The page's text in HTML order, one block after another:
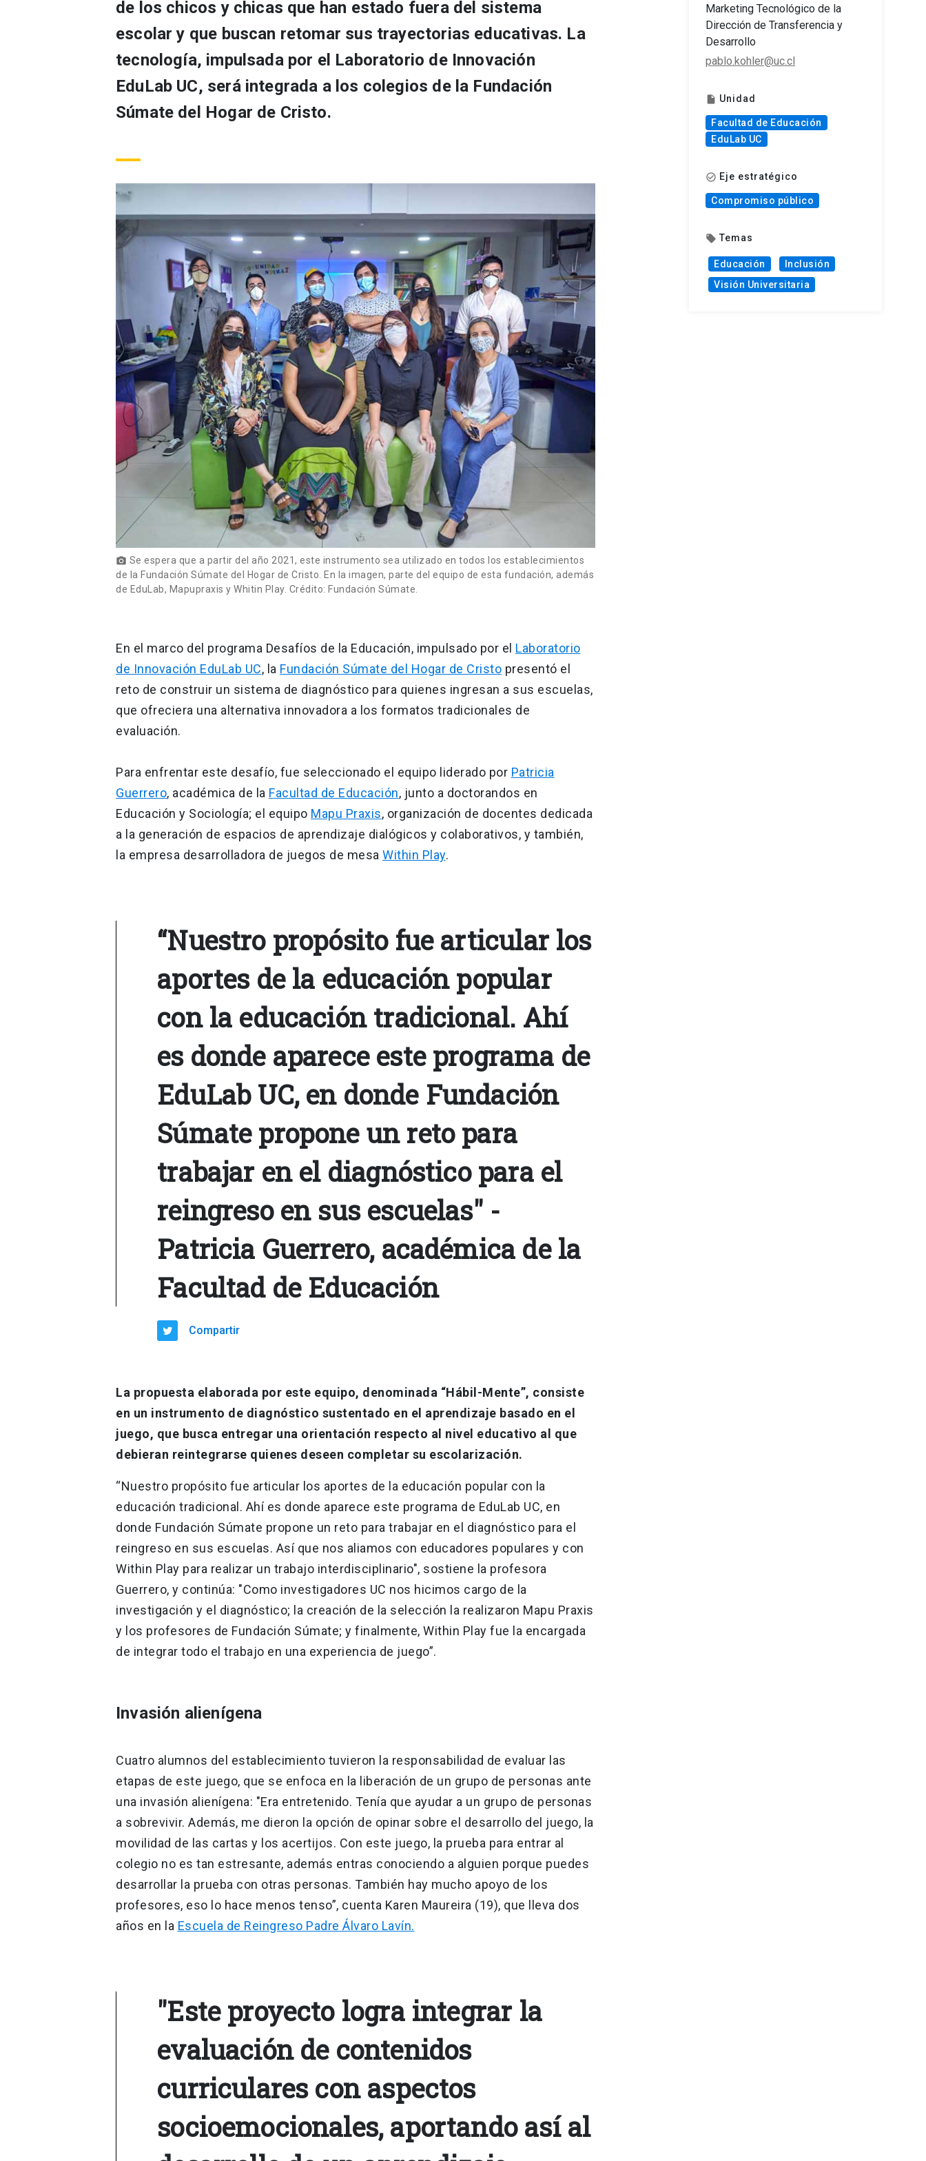
de los chicos y chicas que han estado fuera del sistema
escolar y que buscan retomar sus trayectorias educativas. La
tecnología, impulsada por el Laboratorio de Innovación
EduLab UC, será integrada a los colegios de la Fundación
Súmate del Hogar de Cristo.
photo_camera Se espera que a partir del año 2021, este instrumento sea utilizado en todos los establecimientos
de la Fundación Súmate del Hogar de Cristo. En la imagen, parte del equipo de esta fundación, además
de EduLab, Mapupraxis y Whitin Play. Crédito: Fundación Súmate.
En el marco del programa Desafíos de la Educación, impulsado por el Laboratorio
de Innovación EduLab UC, la Fundación Súmate del Hogar de Cristo presentó el
reto de construir un sistema de diagnóstico para quienes ingresan a sus escuelas,
que ofreciera una alternativa innovadora a los formatos tradicionales de
evaluación.
Para enfrentar este desafío, fue seleccionado el equipo liderado por Patricia
Guerrero, académica de la Facultad de Educación, junto a doctorandos en
Educación y Sociología; el equipo Mapu Praxis, organización de docentes dedicada
a la generación de espacios de aprendizaje dialógicos y colaborativos, y también,
la empresa desarrolladora de juegos de mesa Within Play.
“Nuestro propósito fue articular los
aportes de la educación popular
con la educación tradicional. Ahí
es donde aparece este programa de
EduLab UC, en donde Fundación
Súmate propone un reto para
trabajar en el diagnóstico para el
reingreso en sus escuelas" -
Patricia Guerrero, académica de la
Facultad de Educación
Compartir
La propuesta elaborada por este equipo, denominada “Hábil-Mente”, consiste
en un instrumento de diagnóstico sustentado en el aprendizaje basado en el
juego, que busca entregar una orientación respecto al nivel educativo al que
debieran reintegrarse quienes deseen completar su escolarización.
“Nuestro propósito fue articular los aportes de la educación popular con la
educación tradicional. Ahí es donde aparece este programa de EduLab UC, en
donde Fundación Súmate propone un reto para trabajar en el diagnóstico para el
reingreso en sus escuelas. Así que nos aliamos con educadores populares y con
Within Play para realizar un trabajo interdisciplinario", sostiene la profesora
Guerrero, y continúa: "Como investigadores UC nos hicimos cargo de la
investigación y el diagnóstico; la creación de la selección la realizaron Mapu Praxis
y los profesores de Fundación Súmate; y finalmente, Within Play fue la encargada
de integrar todo el trabajo en una experiencia de juego”.
Invasión alienígena
Cuatro alumnos del establecimiento tuvieron la responsabilidad de evaluar las
etapas de este juego, que se enfoca en la liberación de un grupo de personas ante
una invasión alienígena: "Era entretenido. Tenía que ayudar a un grupo de personas
a sobrevivir. Además, me dieron la opción de opinar sobre el desarrollo del juego, la
movilidad de las cartas y los acertijos. Con este juego, la prueba para entrar al
colegio no es tan estresante, además entras conociendo a alguien porque puedes
desarrollar la prueba con otras personas. También hay mucho apoyo de los
profesores, eso lo hace menos tenso”, cuenta Karen Maureira (19), que lleva dos
años en la Escuela de Reingreso Padre Álvaro Lavín.
"Este proyecto logra integrar la
evaluación de contenidos
curriculares con aspectos
socioemocionales, aportando así al
Marketing Tecnológico de la
Dirección de Transferencia y
Desarrollo
pablo.kohler@uc.cl
insert_drive_file Unidad
Facultad de Educación
EduLab UC
check_circle_outline Eje estratégico
Compromiso público
local_offer Temas
Educación
Inclusión
Visión Universitaria